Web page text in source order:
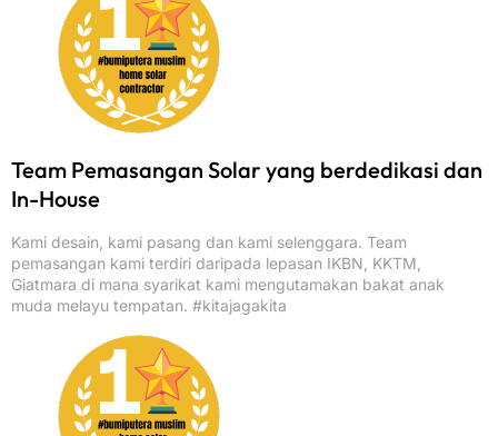
Team Pemasangan Solar yang berdedikasi dan
In-House
Kami desain, kami pasang dan kami selenggara. Team
pemasangan kami terdiri daripada lepasan IKBN, KKTM,
Giatmara di mana syarikat kami mengutamakan bakat anak
muda melayu tempatan. #kitajagakita